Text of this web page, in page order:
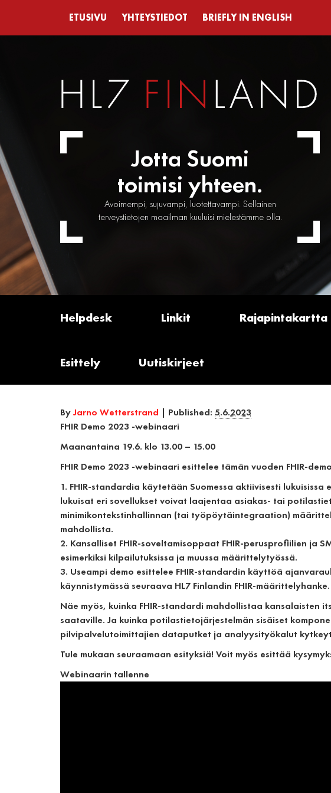
ETUSIVU YHTEYSTIEDOT BRIEFLY IN ENGLISH
Jotta Suomi
toimisi yhteen.
Avoimempi, sujuvampi, luotettavampi. Sellainen
terveystietojen maailman kuuluisi mielestämme olla.
Helpdesk Linkit Rajapintakartta
Esittely Uutiskirjeet
ByJarno Wetterstrand | Published: 5.6.2023
FHIR Demo 2023 -webinaari
Maanantaina 19.6. klo 13.00 – 15.00
FHIR Demo 2023 -webinaari esittelee tämän vuoden FHIR-
1. FHIR-standardia käytetään Suomessa aktiivisesti
lukuisat eri sovellukset voivat laajentaa asiakas- tai
minimikontekstinhallinnan (tai työpöytäintegraation)
mahdollista.
2. Kansalliset FHIR-soveltamisoppaat FHIR-perusprofiilien ja
esimerkiksi kilpailutuksissa ja muussa määrittelytyössä.
3. Useampi demo esittelee FHIR-standardin käyttöä
käynnistymässä seuraava HL7 Finlandin FHIR-määrittelyhanke.
Näe myös, kuinka FHIR-standardi mahdollistaa
saataville. Ja kuinka potilastietojärjestelmän sisäiset
pilvipalvelutoimittajien dataputket ja analyysityökalut
Tule mukaan seuraamaan esityksiä! Voit myös esittää
Webinaarin tallenne